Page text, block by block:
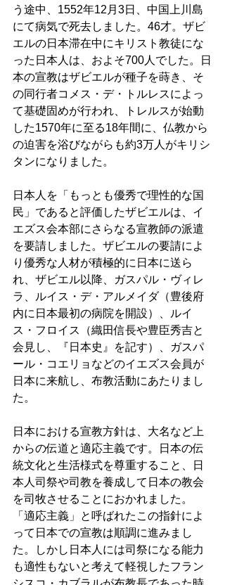
う途中、1552年12月3日、中国上川島
にて病気で死去しました。46才。ザビ
エルの日本滞在中にキリスト教徒にな
った日本人は、およそ700人でした。日
本の宣教はザビエルが種子を蒔き、そ
の同行者コメス・デ・トルレスによっ
て基礎固めが行われ、トレルスが始動
した1570年に至る18年間に、仏教から
の迫害を浴びながらも約3万人がキリシ
タンになりました。
日本人を「もっとも優秀で理性的な国
民」であると評価したザビエルは、イ
エズス会本部にさらなる宣教師の派遣
を要請しました。ザビエルの要請によ
り優秀な人材が積極的に日本に送ら
れ、ザビエル以降、ガスパル・ヴィレ
ラ、ルイス・デ・アルメイダ（豊後府
内に日本最初の病院を開設）、ルイ
ス・フロイス（織田信長や豊臣秀吉と
会見し、『日本史』を記す）、ガスパ
ール・コエリョなどのイエズス会員が
日本に来航し、布教活動にあたりまし
た。
日本における宣教方針は、大名など上
からの伝道と適応主義です。日本の伝
統文化と生活様式を尊重すること、日
本人司祭や司教を養成して日本の教会
を司牧させることにおかれました。
「適応主義」と呼ばれたこの指針によ
って日本での宣教は順調に進みまし
た。しかし日本人には司祭になる能力
も適性もないと考えて軽視したフラン